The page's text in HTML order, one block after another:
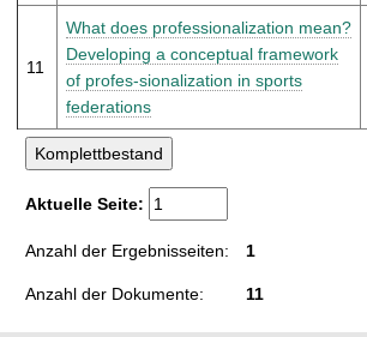
11
What does professionalization mean?
Developing a conceptual framework
of profes-sionalization in sports
federations
Aktuelle Seite:
Anzahl der Ergebnisseiten: 1
Anzahl der Dokumente: 11